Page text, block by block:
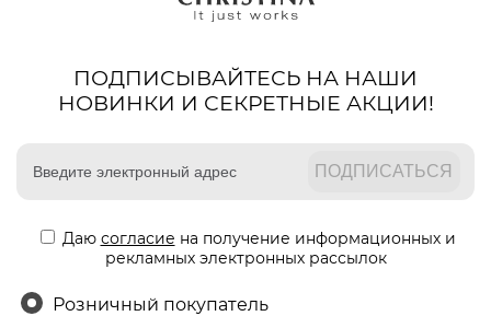
ПОДПИСЫВАЙТЕСЬ НА НАШИ
НОВИНКИ И СЕКРЕТНЫЕ АКЦИИ!
Даю согласие на получение информационных и
рекламных электронных рассылок
Розничный покупатель